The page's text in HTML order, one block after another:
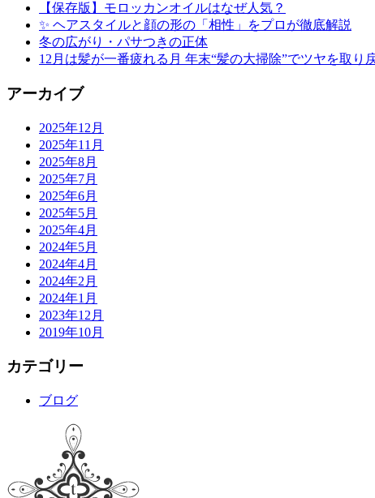
【保存版】モロッカンオイルはなぜ人気？
✨ ヘアスタイルと顔の形の「相性」をプロが徹底解説
冬の広がり・パサつきの正体
12月は髪が一番疲れる月 年末“髪の大掃除”でツヤを取り
アーカイブ
2025年12月
2025年11月
2025年8月
2025年7月
2025年6月
2025年5月
2025年4月
2024年5月
2024年4月
2024年2月
2024年1月
2023年12月
2019年10月
カテゴリー
ブログ